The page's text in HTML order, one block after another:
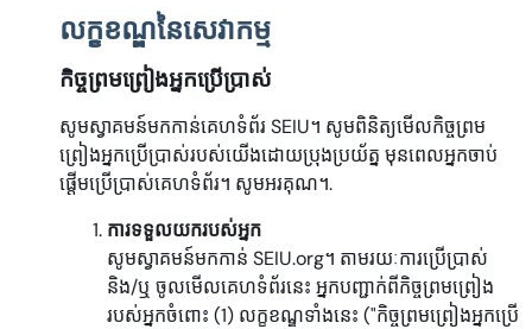
លក្ខខណ្ឌនៃសេវាកម្ម
កិច្ចព្រមព្រៀងអ្នកប្រើប្រាស់
សូមស្វាគមន៍មកកាន់គេហទំព័រ SEIU។ សូមពិនិត្យមើលកិច្ចព្រម
ព្រៀងអ្នកប្រើប្រាស់របស់យើងដោយប្រុងប្រយ័ត្ន មុនពេលអ្នកចាប់
ផ្តើមប្រើប្រាស់គេហទំព័រ។ សូមអរគុណ។.
ការទទួលយករបស់អ្នក
សូមស្វាគមន៍មកកាន់ SEIU.org។ តាមរយៈការប្រើប្រាស់
និង/ឬ ចូលមើលគេហទំព័រនេះ អ្នកបញ្ជាក់ពីកិច្ចព្រមព្រៀង
របស់អ្នកចំពោះ (1) លក្ខខណ្ឌទាំងនេះ ("កិច្ចព្រមព្រៀងអ្នកប្រើ